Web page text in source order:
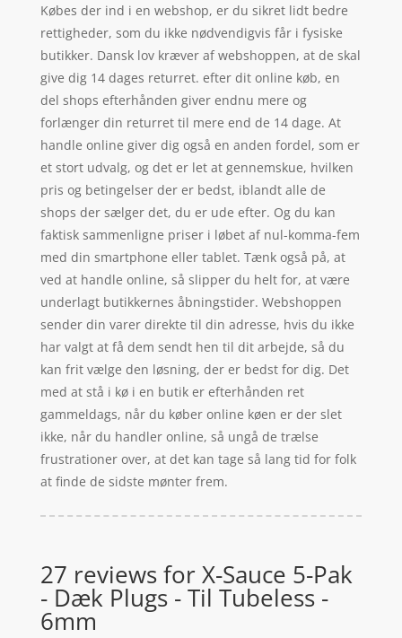
Købes der ind i en webshop, er du sikret lidt bedre
rettigheder, som du ikke nødvendigvis får i fysiske
butikker. Dansk lov kræver af webshoppen, at de skal
give dig 14 dages returret. efter dit online køb, en
del shops efterhånden giver endnu mere og
forlænger din returret til mere end de 14 dage. At
handle online giver dig også en anden fordel, som er
et stort udvalg, og det er let at gennemskue, hvilken
pris og betingelser der er bedst, iblandt alle de
shops der sælger det, du er ude efter. Og du kan
faktisk sammenligne priser i løbet af nul-komma-fem
med din smartphone eller tablet. Tænk også på, at
ved at handle online, så slipper du helt for, at være
underlagt butikkernes åbningstider. Webshoppen
sender din varer direkte til din adresse, hvis du ikke
har valgt at få dem sendt hen til dit arbejde, så du
kan frit vælge den løsning, der er bedst for dig. Det
med at stå i kø i en butik er efterhånden ret
gammeldags, når du køber online køen er der slet
ikke, når du handler online, så ungå de trælse
frustrationer over, at det kan tage så lang tid for folk
at finde de sidste mønter frem.
27 reviews forX-Sauce 5-Pak
- Dæk Plugs - Til Tubeless -
6mm